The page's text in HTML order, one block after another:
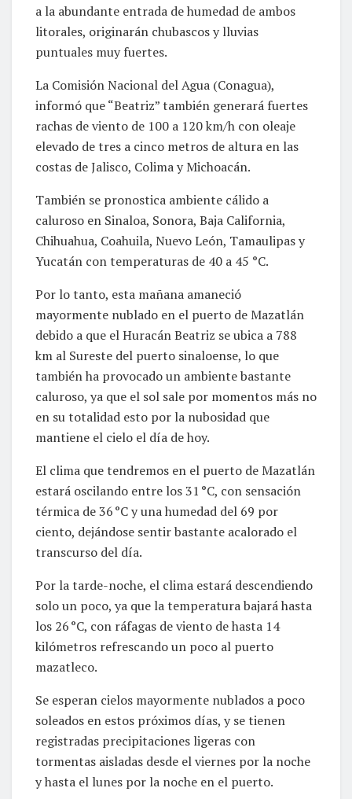
a la abundante entrada de humedad de ambos
litorales, originarán chubascos y lluvias
puntuales muy fuertes.
La Comisión Nacional del Agua (Conagua),
informó que “Beatriz” también generará fuertes
rachas de viento de 100 a 120 km/h con oleaje
elevado de tres a cinco metros de altura en las
costas de Jalisco, Colima y Michoacán.
También se pronostica ambiente cálido a
caluroso en Sinaloa, Sonora, Baja California,
Chihuahua, Coahuila, Nuevo León, Tamaulipas y
Yucatán con temperaturas de 40 a 45 °C.
Por lo tanto, esta mañana amaneció
mayormente nublado en el puerto de Mazatlán
debido a que el Huracán Beatriz se ubica a 788
km al Sureste del puerto sinaloense, lo que
también ha provocado un ambiente bastante
caluroso, ya que el sol sale por momentos más no
en su totalidad esto por la nubosidad que
mantiene el cielo el día de hoy.
El clima que tendremos en el puerto de Mazatlán
estará oscilando entre los 31 °C, con sensación
térmica de 36 °C y una humedad del 69 por
ciento, dejándose sentir bastante acalorado el
transcurso del día.
Por la tarde-noche, el clima estará descendiendo
solo un poco, ya que la temperatura bajará hasta
los 26 °C, con ráfagas de viento de hasta 14
kilómetros refrescando un poco al puerto
mazatleco.
Se esperan cielos mayormente nublados a poco
soleados en estos próximos días, y se tienen
registradas precipitaciones ligeras con
tormentas aisladas desde el viernes por la noche
y hasta el lunes por la noche en el puerto.